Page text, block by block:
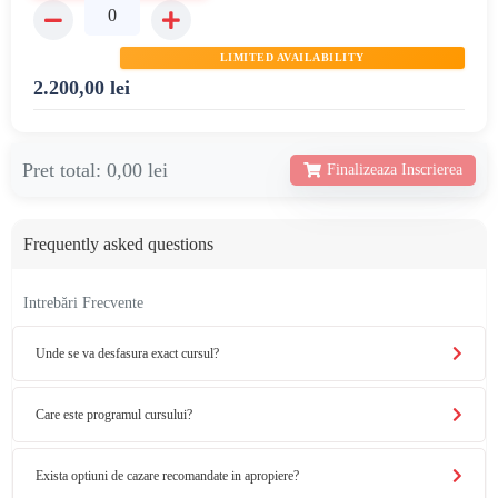
LIMITED AVAILABILITY
2.200,00 lei
Pret total: 0,00 lei Finalizeaza Inscrierea
Frequently asked questions
Intrebări Frecvente
Unde se va desfasura exact cursul?
Care este programul cursului?
Exista optiuni de cazare recomandate in apropiere?